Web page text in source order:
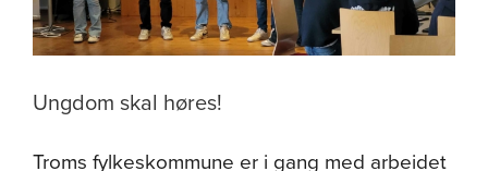
Ungdom skal høres!
Troms fylkeskommune er i gang med arbeidet